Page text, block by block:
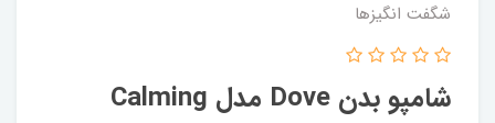
شگفت انگيزها
شامپو بدن Dove مدل Calming